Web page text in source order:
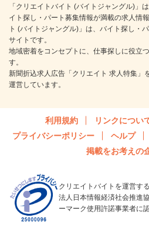
「クリエイトバイト (バイトジャングル)」
イト探し・パート募集情報が満載の求人情
ト (バイトジャングル)」は、バイト探し・
サイトです。
地域密着をコンセプトに、仕事探しに役立
す。
新聞折込求人広告「クリエイト 求人特集」
運営しています。
利用規約 リンクについ
プライバシーポリシー
ヘルプ
掲載をお考えの
クリエイトバイトを運営す
法人日本情報経済社会推進
ーマーク使用許諾事業者に